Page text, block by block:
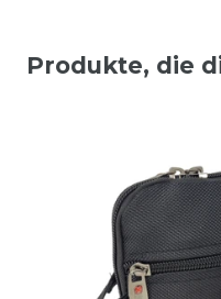
Produkte, die